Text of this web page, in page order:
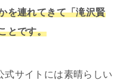
を連れてきて「滝沢賢
とです。
式サイトには素晴らしい